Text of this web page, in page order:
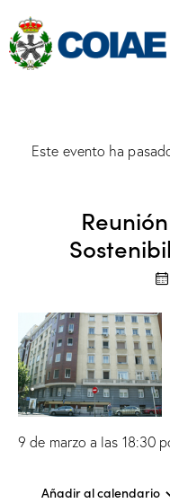
Este evento ha
9 de marzo a las 18:30
Añadir al calendario